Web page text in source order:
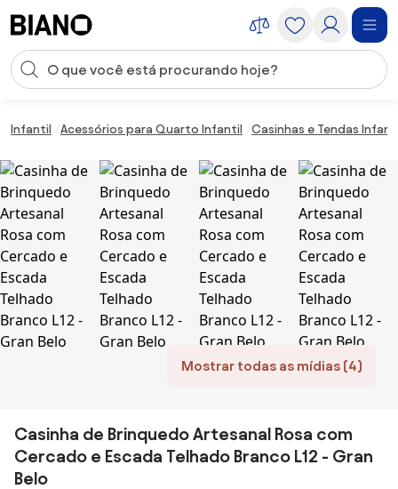
Entrada de pesquisa
Infantil Acessórios para Quarto Infantil Casinhas e Tendas
Mostrar todas as mídias (4)
Casinha de Brinquedo Artesanal Rosa com
Cercado e Escada Telhado Branco L12 - Gran
Belo